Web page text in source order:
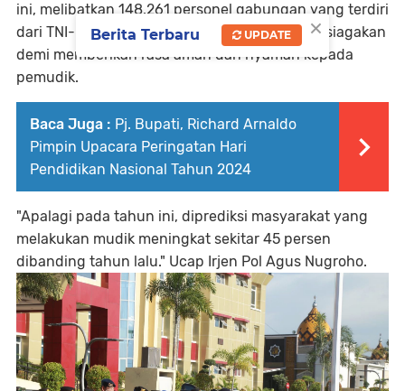
ini, melibatkan 148.261 personel gabungan yang terdiri
dari TNI-Polri dan stakeholder lainnya yang disiagakan
demi memberikan rasa aman dan nyaman kepada
pemudik.
Baca Juga : Pj. Bupati, Richard Arnaldo
Pimpin Upacara Peringatan Hari
Pendidikan Nasional Tahun 2024
"Apalagi pada tahun ini, diprediksi masyarakat yang
melakukan mudik meningkat sekitar 45 persen
dibanding tahun lalu." Ucap Irjen Pol Agus Nugroho.
×
Berita Terbaru UPDATE